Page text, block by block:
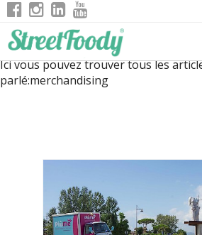
Ici vous pouvez trouver tous les
parlé:merchandising